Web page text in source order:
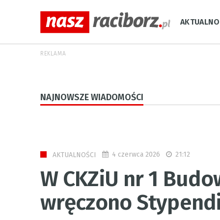
REKLAMA
NAJNOWSZE WIADOMOŚCI
AKTUALNOŚCI 4 czerwca 2026 21:12
W CKZiU nr 1
wręczono